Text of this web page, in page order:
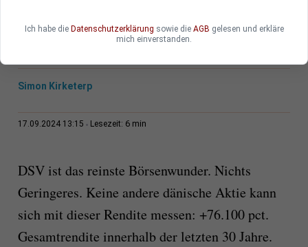
enorme Rendite ein.
Simon Kirketerp
17.09.2024 13:15 Lesezeit: 6 min
DSV ist das reinste Börsenwunder. Nichts
Geringeres. Keine andere dänische Aktie kann
sich mit dieser Rendite messen: +76.100 pct.
Gesamtrendite innerhalb der letzten 30 Jahre.
Ich habe die Datenschutzerklärung sowie die AGB gelesen und erkläre
mich einverstanden.